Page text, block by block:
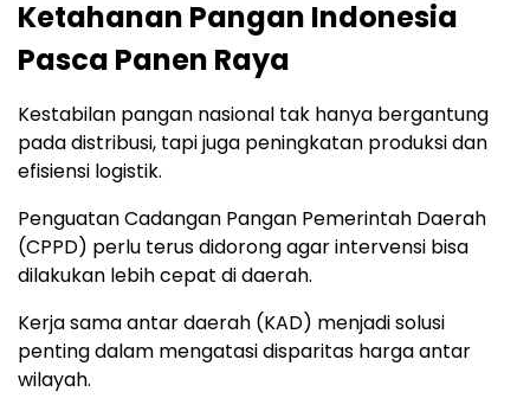
Ketahanan Pangan Indonesia
Pasca Panen Raya
Kestabilan pangan nasional tak hanya bergantung
pada distribusi, tapi juga peningkatan produksi dan
efisiensi logistik.
Penguatan Cadangan Pangan Pemerintah Daerah
(CPPD) perlu terus didorong agar intervensi bisa
dilakukan lebih cepat di daerah.
Kerja sama antar daerah (KAD) menjadi solusi
penting dalam mengatasi disparitas harga antar
wilayah.